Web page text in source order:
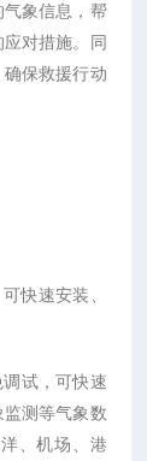
象信息，帮
对措施。同
保救援行动
快速安装、
试，可快速
测等气象数
、机场、港